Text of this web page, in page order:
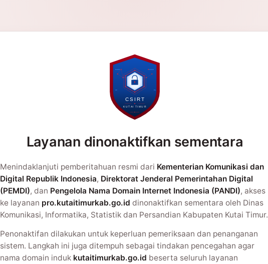
Layanan dinonaktifkan sementara
Menindaklanjuti pemberitahuan resmi dari Kementerian Komunikasi dan
Digital Republik Indonesia, Direktorat Jenderal Pemerintahan Digital
(PEMDI), dan Pengelola Nama Domain Internet Indonesia (PANDI), akses
ke layanan pro.kutaitimurkab.go.id dinonaktifkan sementara oleh Dinas
Komunikasi, Informatika, Statistik dan Persandian Kabupaten Kutai Timur.
Penonaktifan dilakukan untuk keperluan pemeriksaan dan penanganan
sistem. Langkah ini juga ditempuh sebagai tindakan pencegahan agar
nama domain induk kutaitimurkab.go.id beserta seluruh layanan